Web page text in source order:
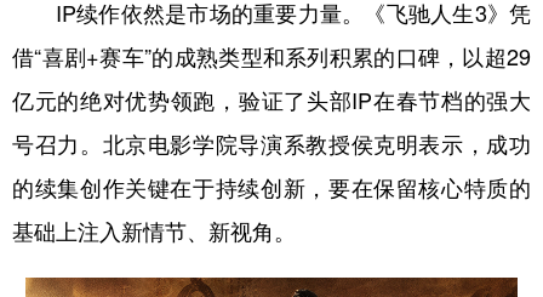
IP续作依然是市场的重要力量。《飞驰人生3》凭
借“喜剧+赛车”的成熟类型和系列积累的口碑，以超29
亿元的绝对优势领跑，验证了头部IP在春节档的强大
号召力。北京电影学院导演系教授侯克明表示，成功
的续集创作关键在于持续创新，要在保留核心特质的
基础上注入新情节、新视角。